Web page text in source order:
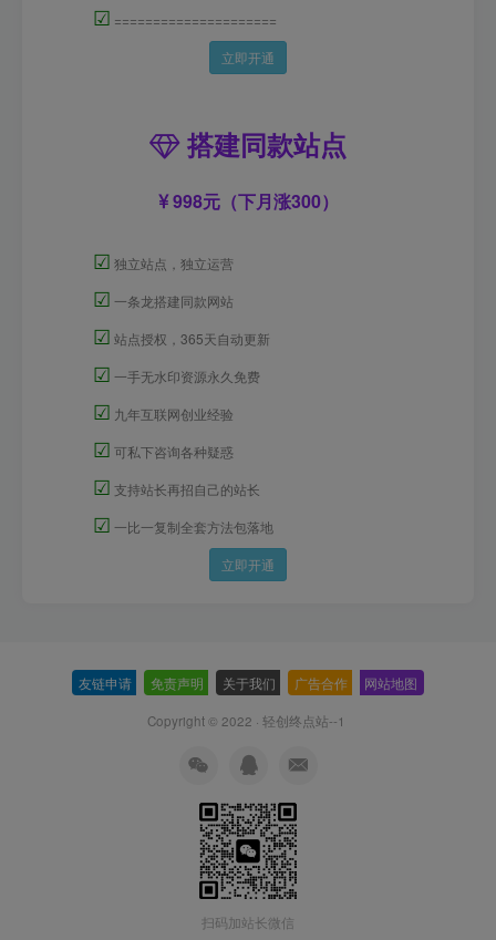
☑ =====================
立即开通
搭建同款站点
998元（下月涨300）
☑ 独立站点，独立运营
☑ 一条龙搭建同款网站
☑ 站点授权，365天自动更新
☑ 一手无水印资源永久免费
☑ 九年互联网创业经验
☑ 可私下咨询各种疑惑
☑ 支持站长再招自己的站长
☑ 一比一复制全套方法包落地
立即开通
友链申请 免责声明 关于我们 广告合作 网站地图
Copyright © 2022 · 轻创终点站--1
扫码加站长微信